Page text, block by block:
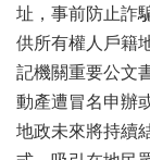
專
區
其
他
服
務
址，事前防止詐
供所有權人戶籍
記機關重要公文
動產遭冒名申辦
地政未來將持續